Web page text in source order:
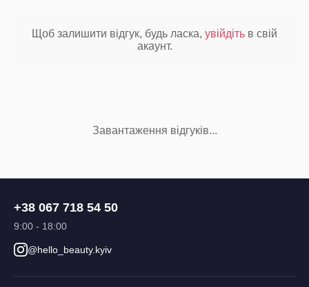
Щоб залишити відгук, будь ласка, увійдіть в свій
акаунт.
Завантаження відгуків...
+38 067 718 54 50
9:00 - 18:00
@hello_beauty.kyiv